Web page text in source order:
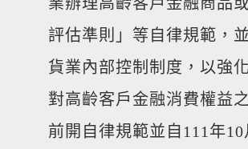
評估準則」等自律規範，
貨業內部控制制度，以強
對高齡客戶金融消費權益
前開自律規範並自111年